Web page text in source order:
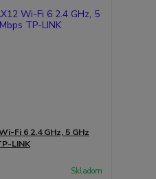
Fi 6 2.4 GHz, 5 GHz
LINK
Skladom